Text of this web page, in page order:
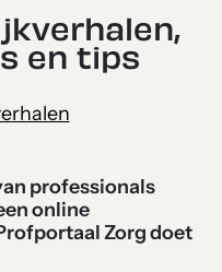
en tips
professionals
online
Zorg doet